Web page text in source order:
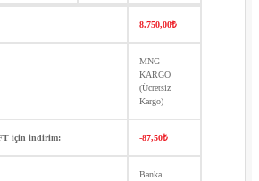
8.750,00₺
MNG
KARGO
(Ücretsiz
Kargo)
için indirim: -87,50₺
Banka